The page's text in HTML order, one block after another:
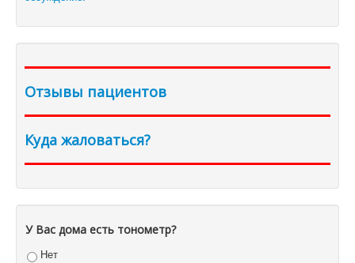
Отзывы пациентов
Куда жаловаться?
У Вас дома есть тонометр?
Нет